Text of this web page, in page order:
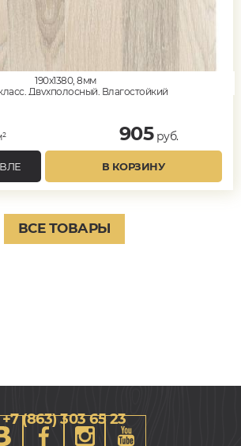
190x1380, 8мм
Двухполосный, Влагостойкий
905руб.
В КОРЗИНУ
ВСЕ ТОВАРЫ
+7 (863) 303 65 23